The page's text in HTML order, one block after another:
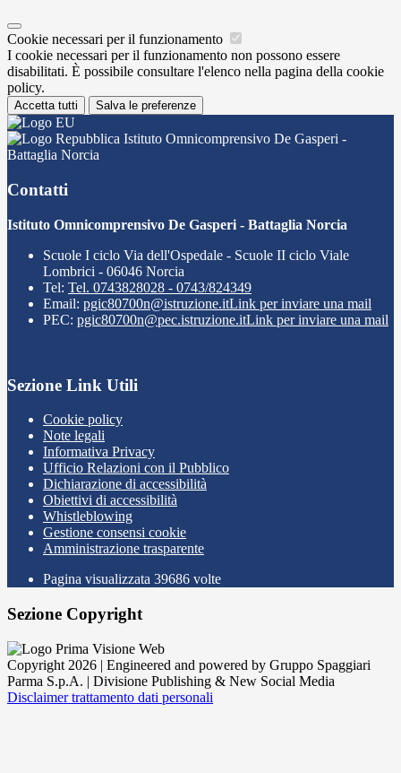
Cookie necessari per il funzionamento
I cookie necessari per il funzionamento non possono essere
disabilitati. È possibile consultare l'elenco nella pagina della cookie
policy.
Accetta tutti Salva le preferenze
Istituto Omnicomprensivo De Gasperi -
Battaglia Norcia
Contatti
Istituto Omnicomprensivo De Gasperi - Battaglia Norcia
Scuole I ciclo Via dell'Ospedale - Scuole II ciclo Viale
Lombrici - 06046 Norcia
Tel: Tel. 0743828028 - 0743/824349
Email: pgic80700n@istruzione.itLink per inviare una mail
PEC: pgic80700n@pec.istruzione.itLink per inviare una mail
Sezione Link Utili
Cookie policy
Note legali
Informativa Privacy
Ufficio Relazioni con il Pubblico
Dichiarazione di accessibilità
Obiettivi di accessibilità
Whistleblowing
Gestione consensi cookie
Amministrazione trasparente
Pagina visualizzata 39686 volte
Sezione Copyright
Copyright 2026 | Engineered and powered by Gruppo Spaggiari
Parma S.p.A. | Divisione Publishing & New Social Media
Disclaimer trattamento dati personali